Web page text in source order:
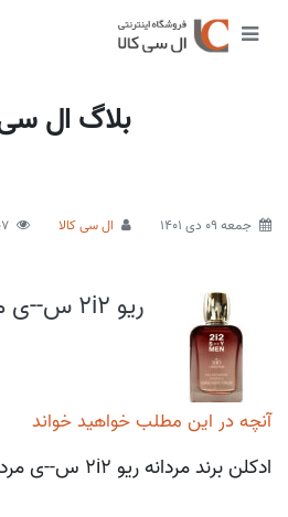
بلاگ ال سی
جمعه 09 دی 1401 ال سی کالا
ریو 2i2 س--ی مردانه
آنچه در این مطلب خواهید خواند
ادکلن برند مردانه ریو 2i2 س--ی مردانه